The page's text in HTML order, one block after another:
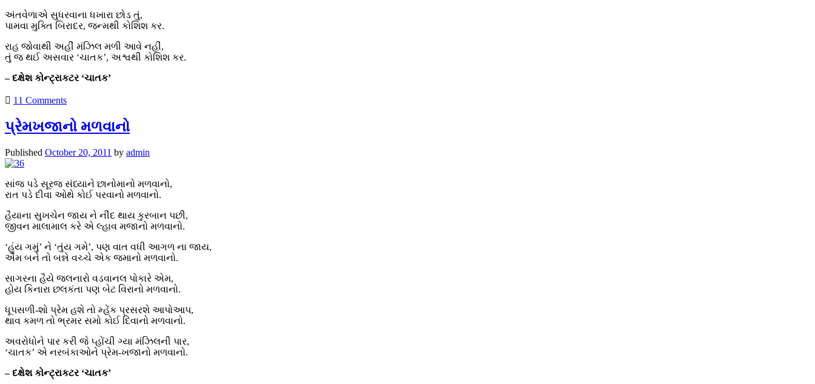
અંતવેળાએ સુધરવાના ધખારા છોડ તું,
પામવા મુક્તિ બિરાદર, જન્મથી કોશિશ કર.
રાહ જોવાથી અહીં મંઝિલ મળી આવે નહીં,
તું જ થઈ અસવાર ‘ચાતક’, અશ્વથી કોશિશ કર.
– દક્ષેશ કોન્ટ્રાકટર ‘ચાતક’
11 Comments
પ્રેમખજાનો મળવાનો
Published October 20, 2011 by admin
સાંજ પડે સૂરજ સંધ્યાને છાનોમાનો મળવાનો,
રાત પડે દીવા ઓથે કોઈ પરવાનો મળવાનો.
હૈયાના સુખચેન જાય ને નીંદ થાય કુરબાન પછી,
જીવન માલામાલ કરે એ લ્હાવ મજાનો મળવાનો.
‘હુંય ગમું’ ને ‘તુંય ગમે’, પણ વાત વધી આગળ ના જાય,
એમ બને તો બન્ને વચ્ચે એક જમાનો મળવાનો.
સાગરના હૈયે જલનારો વડવાનલ પોકારે એમ,
હોય કિનારા છલકંતા પણ બેટ વિરાનો મળવાનો.
ધૂપસળી-શો પ્રેમ હશે તો મ્હેંક પ્રસરશે આપોઆપ,
થાવ કમળ તો ભ્રમર સમો કોઈ દિવાનો મળવાનો.
અવરોધોને પાર કરી જે પ્હોંચી ગ્યા મંઝિલની પાર,
‘ચાતક’ એ નરબંકાઓને પ્રેમ-ખજાનો મળવાનો.
– દક્ષેશ કોન્ટ્રાકટર ‘ચાતક’